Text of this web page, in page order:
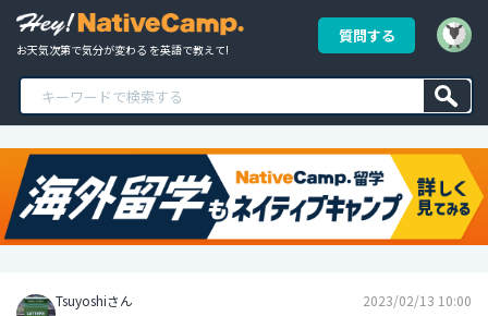
お天気次第で気分が変わる を英語で教えて!
質問する
Tsuyoshiさん 2023/02/13 10:00